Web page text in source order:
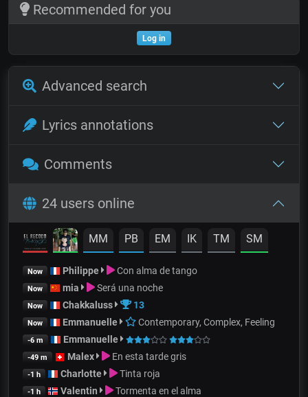
Recommended for you
Log in
Advanced search
Lyrics annotations
Comments
24 users online
MM PB EM IK TM SM
Now Philippe Con alma de tango
Now mia Será una noche
Now Chakkaluss 13
Now Emmanuelle Contemporary, Complex, Feeling
-6 m Emmanuelle
-49 m Malex En esta tarde gris
-1 h Charlotte Tinta roja
-1 h Valentin Tormenta en el alma